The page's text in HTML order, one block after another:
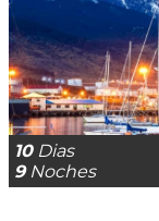
10Dias
9Noches